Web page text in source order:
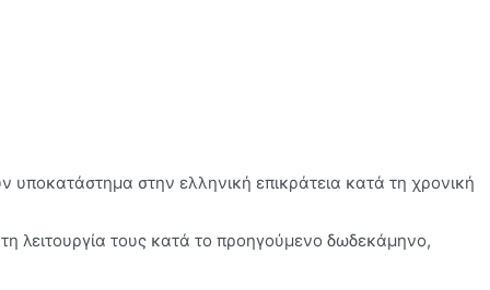
υποκατάστημα στην ελληνική επικράτεια κατά τη χρονική
λειτουργία τους κατά το προηγούμενο δωδεκάμηνο,